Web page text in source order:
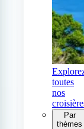
toutes
nos
Par
thèmes